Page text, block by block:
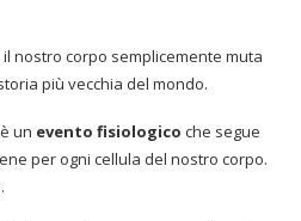
nostro corpo semplicemente muta
più vecchia del mondo.
un evento fisiologico che segue
per ogni cellula del nostro corpo.